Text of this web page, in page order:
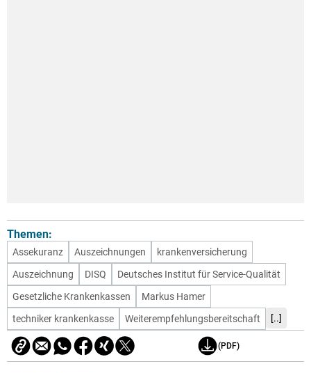
Themen:
Assekuranz Auszeichnungen
krankenversicherung
Auszeichnung
DISQ
Deutsches Institut für Service-Qualität
Gesetzliche Krankenkassen
Markus Hamer
techniker krankenkasse
Weiterempfehlungsbereitschaft [..]
(PDF)